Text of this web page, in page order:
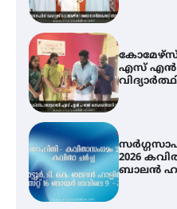
എസ് എൻ
2026
ബാലൻ